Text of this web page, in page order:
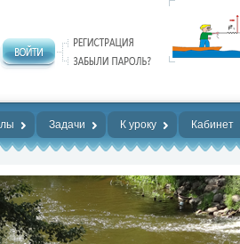
Задачи К уроку Кабинет